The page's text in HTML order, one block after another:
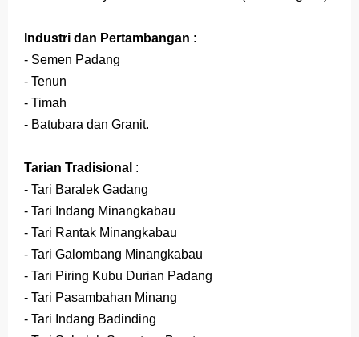
Industri dan Pertambangan :
- Semen Padang
- Tenun
- Timah
- Batubara dan Granit.
Tarian Tradisional :
- Tari Baralek Gadang
- Tari Indang Minangkabau
- Tari Rantak Minangkabau
- Tari Galombang Minangkabau
- Tari Piring Kubu Durian Padang
- Tari Pasambahan Minang
- Tari Indang Badinding